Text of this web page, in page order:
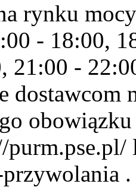
rynku
- 18:00,
21:00 -
dostawcom